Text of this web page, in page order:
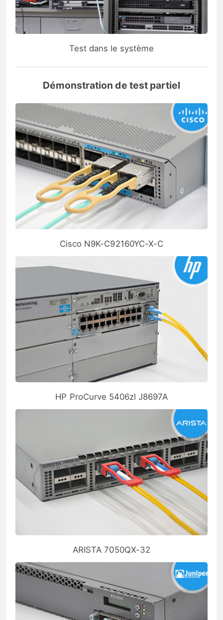
Test dans le système
Démonstration de test partiel
Cisco N9K-C92160YC-X-C
HP ProCurve 5406zl J8697A
ARISTA 7050QX-32